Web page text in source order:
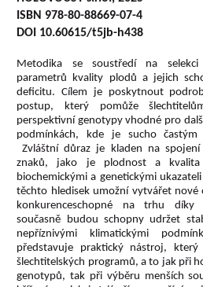
ISBN 978-80-88669-07-4
DOI 10.60615/t5jb-h438
Metodika se soustředí na
parametrů kvality plodů a jejich
deficitu. Cílem je poskytnout
postup, který pomůže
perspektivní genotypy vhodné pro
podmínkách, kde je sucho častým
Zvláštní důraz je kladen na spojení
znaků, jako je plodnost a kvalita
biochemickými a genetickými
těchto hledisek umožní vytvářet
konkurenceschopné na trhu
současně budou schopny udržet
nepříznivými klimatickými
představuje praktický nástroj,
šlechtitelských programů, a to jak při
genotypů, tak při výběru menších